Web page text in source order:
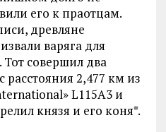
его к праотцам.
древляне
варяга для
совершил два
2,477 км из
L115A3 и
князя и его коня*.